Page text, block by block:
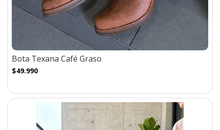
Bota Texana Café Graso
$49.990